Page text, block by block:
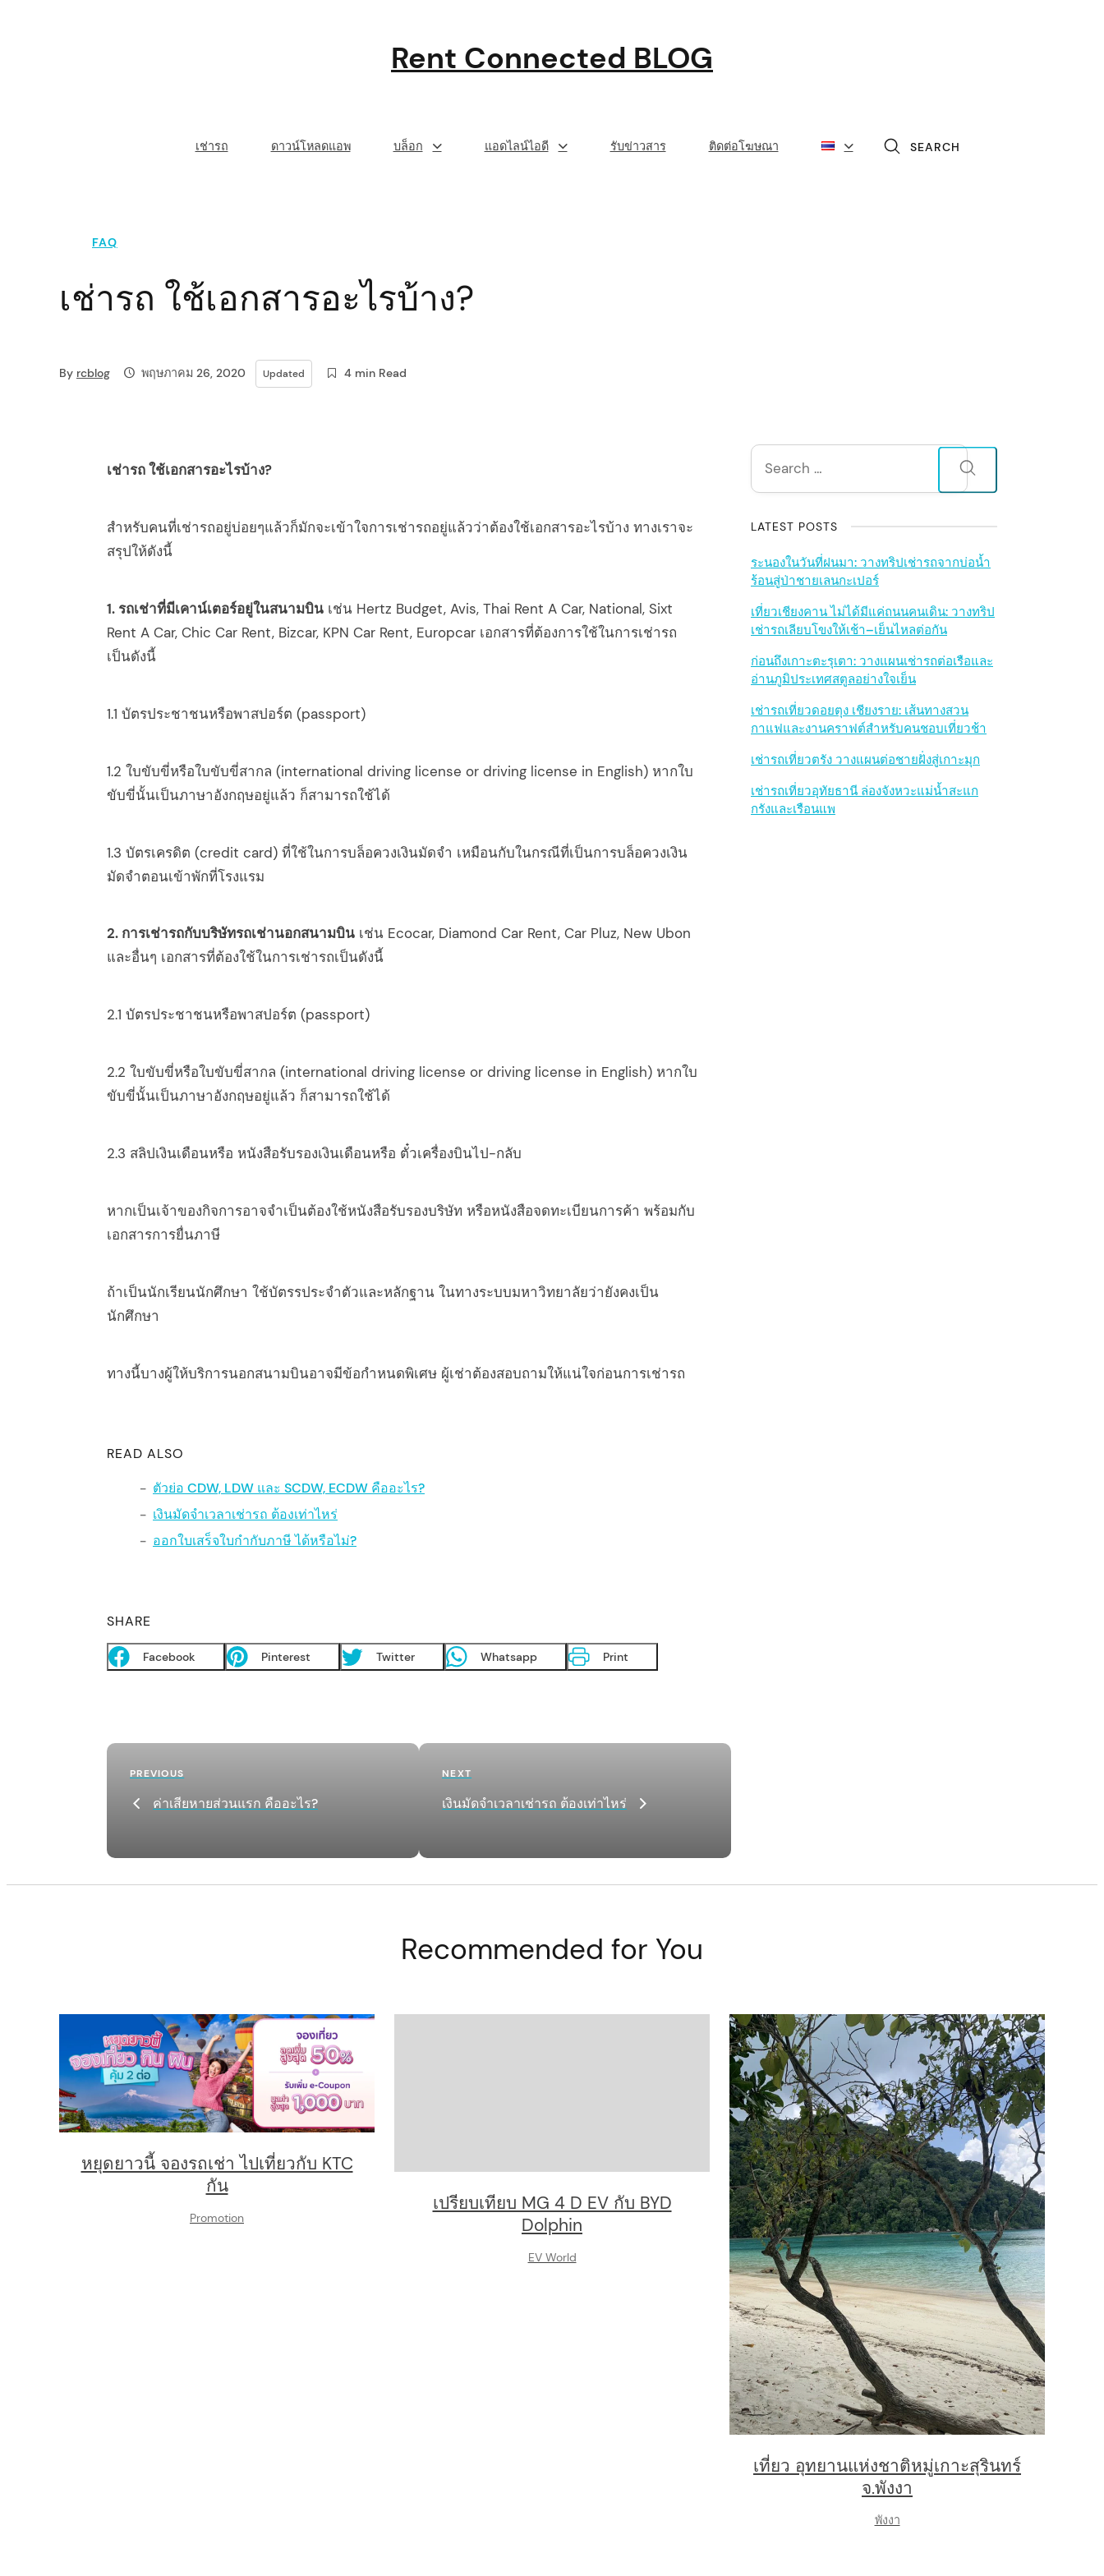
Rent Connected BLOG
N
a
a
i
n
เช่ารถ ดาวน์โหลดแอพ บล็อก แอดไลน์ไอดี รับข่าวสาร ติดต่อโฆษณา SEARCH
FAQ
เช่ารถ ใช้เอกสารอะไรบ้าง?
By rcblog พฤษภาคม 26, 2020 Updated 4 min Read
เช่ารถ ใช้เอกสารอะไรบ้าง?
สำหรับคนที่เช่ารถอยู่บ่อยๆแล้วก็มักจะเข้าใจการเช่ารถอยู่แล้วว่าต้องใช้เอกสารอะไรบ้าง ทางเราจะ
สรุปให้ดังนี้
1. รถเช่าที่มีเคาน์เตอร์อยู่ในสนามบิน เช่น Hertz Budget, Avis, Thai Rent A Car, National, Sixt
Rent A Car, Chic Car Rent, Bizcar, KPN Car Rent, Europcar เอกสารที่ต้องการใช้ในการเช่ารถ
เป็นดังนี้
1.1 บัตรประชาชนหรือพาสปอร์ต (passport)
1.2 ใบขับขี่หรือใบขับขี่สากล (international driving license or driving license in English) หากใบ
ขับขี่นั้นเป็นภาษาอังกฤษอยู่แล้ว ก็สามารถใช้ได้
1.3 บัตรเครดิต (credit card) ที่ใช้ในการบล็อควงเงินมัดจำ เหมือนกับในกรณีที่เป็นการบล็อควงเงิน
มัดจำตอนเข้าพักที่โรงแรม
2. การเช่ารถกับบริษัทรถเช่านอกสนามบิน เช่น Ecocar, Diamond Car Rent, Car Pluz, New Ubon
และอื่นๆ เอกสารที่ต้องใช้ในการเช่ารถเป็นดังนี้
2.1 บัตรประชาชนหรือพาสปอร์ต (passport)
2.2 ใบขับขี่หรือใบขับขี่สากล (international driving license or driving license in English) หากใบ
ขับขี่นั้นเป็นภาษาอังกฤษอยู่แล้ว ก็สามารถใช้ได้
2.3 สลิปเงินเดือนหรือ หนังสือรับรองเงินเดือนหรือ ตั๋วเครื่องบินไป-กลับ
หากเป็นเจ้าของกิจการอาจจำเป็นต้องใช้หนังสือรับรองบริษัท หรือหนังสือจดทะเบียนการค้า พร้อมกับ
เอกสารการยื่นภาษี
ถ้าเป็นนักเรียนนักศึกษา ใช้บัตรรประจำตัวและหลักฐาน ในทางระบบมหาวิทยาลัยว่ายังคงเป็น
นักศึกษา
ทางนี้บางผู้ให้บริการนอกสนามบินอาจมีข้อกำหนดพิเศษ ผู้เช่าต้องสอบถามให้แน่ใจก่อนการเช่ารถ
READ ALSO
ตัวย่อ CDW, LDW และ SCDW, ECDW คืออะไร?
เงินมัดจำเวลาเช่ารถ ต้องเท่าไหร่
ออกใบเสร็จใบกำกับภาษี ได้หรือไม่?
SHARE
Facebook Pinterest Twitter Whatsapp Print
S
i
d
e
b
a
r
Search
for:
LATEST POSTS
ระนองในวันที่ฝนมา: วางทริปเช่ารถจากบ่อน้ำ
ร้อนสู่ป่าชายเลนกะเปอร์
เที่ยวเชียงคาน ไม่ได้มีแค่ถนนคนเดิน: วางทริป
เช่ารถเลียบโขงให้เช้า–เย็นไหลต่อกัน
ก่อนถึงเกาะตะรุเตา: วางแผนเช่ารถต่อเรือและ
อ่านภูมิประเทศสตูลอย่างใจเย็น
เช่ารถเที่ยวดอยตุง เชียงราย: เส้นทางสวน
กาแฟและงานคราฟต์สำหรับคนชอบเที่ยวช้า
เช่ารถเที่ยวตรัง วางแผนต่อชายฝั่งสู่เกาะมุก
เช่ารถเที่ยวอุทัยธานี ล่องจังหวะแม่น้ำสะแก
กรังและเรือนแพ
P
i
g
a
t
i
Previous
Post
PREVIOUS
ค่าเสียหายส่วนแรก คืออะไร?
Next
Post
NEXT
เงินมัดจำเวลาเช่ารถ ต้องเท่าไหร่
Recommended for You
หยุดยาวนี้ จองรถเช่า ไปเที่ยวกับ KTC
กัน
Promotion
เปรียบเทียบ MG 4 D EV กับ BYD
Dolphin
EV World
เที่ยว อุทยานแห่งชาติหมู่เกาะสุรินทร์
จ.พังงา
พังงา